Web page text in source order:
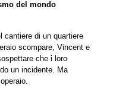
del mondo
cantiere di un quartiere
scompare, Vincent e
che i loro
un incidente. Ma